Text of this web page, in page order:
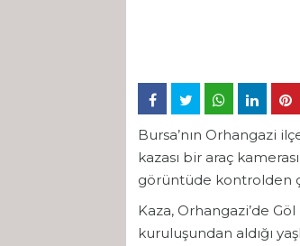
Bursa’nın Orhangazi
kazası bir araç
görüntüde kontrolden
Kaza, Orhangazi’de
kuruluşundan aldığı